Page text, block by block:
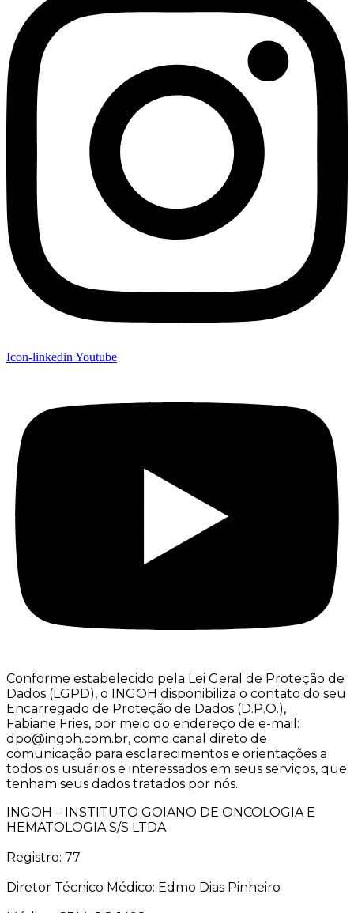
Icon-linkedin Youtube
Conforme estabelecido pela Lei Geral de Proteção de
Dados (LGPD), o INGOH disponibiliza o contato do seu
Encarregado de Proteção de Dados (D.P.O.),
Fabiane Fries, por meio do endereço de e-mail:
dpo@ingoh.com.br, como canal direto de
comunicação para esclarecimentos e orientações a
todos os usuários e interessados em seus serviços, que
tenham seus dados tratados por nós.
INGOH – INSTITUTO GOIANO DE ONCOLOGIA E
HEMATOLOGIA S/S LTDA
Registro: 77
Diretor Técnico Médico: Edmo Dias Pinheiro